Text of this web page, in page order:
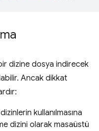
dizine dosya indirecek
Ancak dikkat
kullanılmasına
dizini olarak masaüstü